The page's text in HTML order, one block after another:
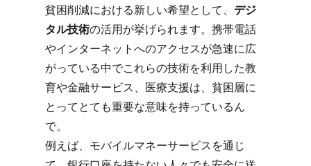
貧困削減における新しい希望として、 デジ
タル技術の活用が挙げられます。携帯電話
やインターネットへのアクセスが急速に広
がっている中でこれらの技術を利用した教
育や金融サービス、医療支援は、貧困層に
とってとても重要な意味を持っているん
で。
例えば、モバイルマネーサービスを通じ